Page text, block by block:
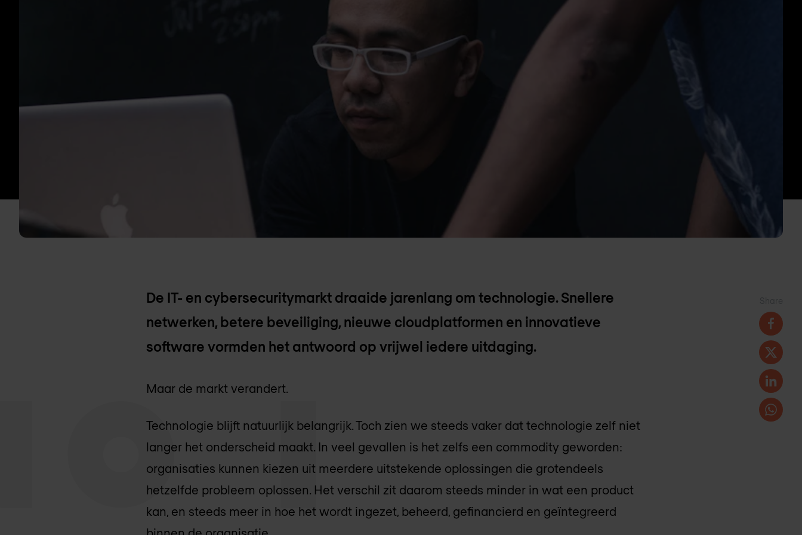
De IT- en cybersecuritymarkt draaide jarenlang om technologie. Snellere
netwerken, betere beveiliging, nieuwe cloudplatformen en innovatieve
software vormden het antwoord op vrijwel iedere uitdaging.
Maar de markt verandert.
Technologie blijft natuurlijk belangrijk. Toch zien we steeds vaker dat technologie zelf niet
langer het onderscheid maakt. In veel gevallen is het zelfs een commodity geworden:
organisaties kunnen kiezen uit meerdere uitstekende oplossingen die grotendeels
hetzelfde probleem oplossen. Het verschil zit daarom steeds minder in wat een product
kan, en steeds meer in hoe het wordt ingezet, beheerd, gefinancierd en geïntegreerd